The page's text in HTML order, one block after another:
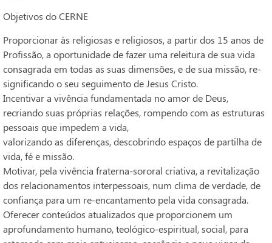
Objetivos do CERNE
Proporcionar às religiosas e religiosos, a partir dos 15 anos de
Profissão, a oportunidade de fazer uma releitura de sua vida
consagrada em todas as suas dimensões, e de sua missão, re-
significando o seu seguimento de Jesus Cristo.
Incentivar a vivência fundamentada no amor de Deus,
recriando suas próprias relações, rompendo com as estruturas
pessoais que impedem a vida,
valorizando as diferenças, descobrindo espaços de partilha de
vida, fé e missão.
Motivar, pela vivência fraterna-sororal criativa, a revitalização
dos relacionamentos interpessoais, num clima de verdade, de
confiança para um re-encantamento pela vida consagrada.
Oferecer conteúdos atualizados que proporcionem um
aprofundamento humano, teológico-espiritual, social, para